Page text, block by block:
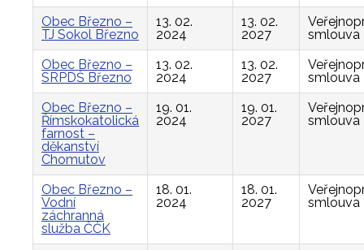
Obec Březno –
TJ Sokol Březno
13. 02.
2024
13. 02.
2027
smlouva
Obec Březno –
SRPDŠ Březno
13. 02.
2024
13. 02.
2027
smlouva
Obec Březno –
Římskokatolická
farnost –
děkanství
Chomutov
19. 01.
2024
19. 01.
2027
smlouva
Obec Březno –
Vodní
záchranná
služba ČČK
18. 01.
2024
18. 01.
2027
smlouva